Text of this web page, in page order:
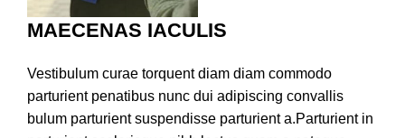
MAECENAS IACULIS
Vestibulum curae torquent diam diam commodo
parturient penatibus nunc dui adipiscing convallis
bulum parturient suspendisse parturient a.Parturient in